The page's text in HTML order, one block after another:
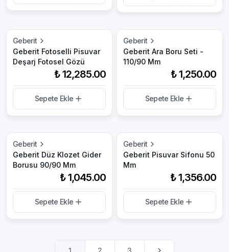
Geberit
Geberit Fotoselli Pisuvar
Deşarj Fotosel Gözü
₺ 12,285.00
Sepete Ekle
Geberit
Geberit Ara Boru Seti -
110/90 Mm
₺ 1,250.00
Sepete Ekle
Geberit
Geberit Düz Klozet Gider
Borusu 90/90 Mm
₺ 1,045.00
Sepete Ekle
Geberit
Geberit Pisuvar Sifonu 50
Mm
₺ 1,356.00
Sepete Ekle
1 2 3